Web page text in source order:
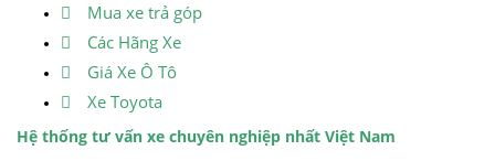
Mua xe trả góp
Các Hãng Xe
Giá Xe Ô Tô
Xe Toyota
Hệ thống tư vấn xe chuyên nghiệp nhất Việt Nam